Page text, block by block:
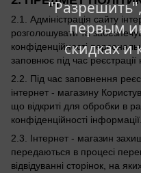
первым
скидках и
2.1. Адміністрація сайту
розголошувати та
конфіденційності
заповнює під час реєстрації
2.2. Під час заповнення
інтернет - магазину
що відкриті для обробки в
конфіденційності інформації.
2.3. Інтернет - магазин
передаються в процесі
відвідуванні сторінок, на